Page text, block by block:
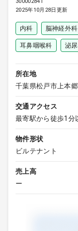
300002841
2025年10月28日更新
内科 脳神経外科
耳鼻咽喉科 泌
所在地
千葉県松戸市上本郷
交通アクセス
最寄駅から徒歩1分
物件形状
ビルテナント
売上高
ー